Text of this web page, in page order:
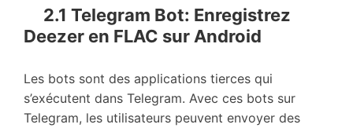
2.1 Telegram Bot: Enregistrez
Deezer en FLAC sur Android
Les bots sont des applications tierces qui
s’exécutent dans Telegram. Avec ces bots sur
Telegram, les utilisateurs peuvent envoyer des